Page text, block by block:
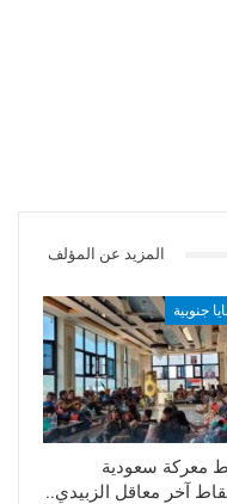
وأن يصرف عنا
بحضرموت..
المزيد عن المؤلف
جنوبية
معركة سعودية
آخر معاقل الزبيدي..